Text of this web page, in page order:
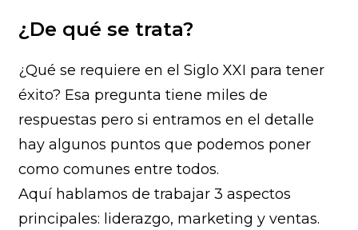
¿De qué se trata?
¿Qué se requiere en el Siglo XXI para tener
éxito? Esa pregunta tiene miles de
respuestas pero si entramos en el detalle
hay algunos puntos que podemos poner
como comunes entre todos.
Aquí hablamos de trabajar 3 aspectos
principales: liderazgo, marketing y ventas.